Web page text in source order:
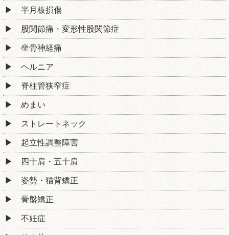
半月板損傷
股関節痛・変形性股関節症
坐骨神経痛
ヘルニア
脊柱管狭窄症
めまい
ストレートネック
起立性調整障害
四十肩・五十肩
姿勢・猫背矯正
骨盤矯正
不妊症